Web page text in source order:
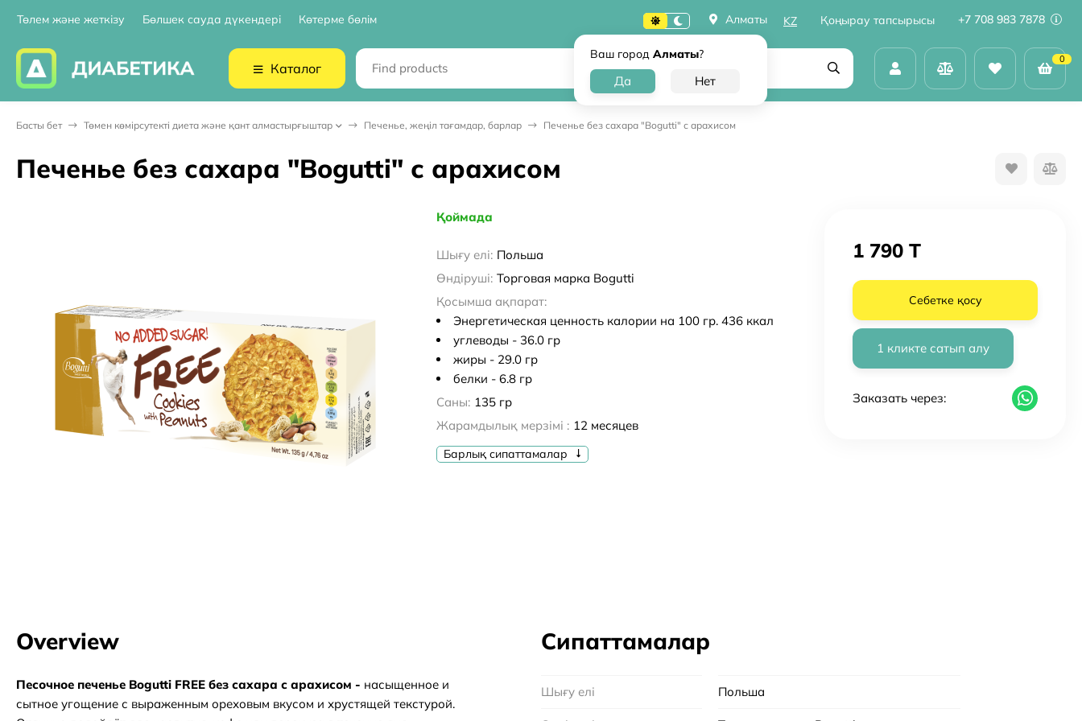
Төлем және жеткізу Бөлшек сауда дүкендері Көтерме бөлім Алматы
Ваш город Алматы?
KZ Қоңырау тапсырысы +7 708 983 7878
Каталог
0
Басты бет Төмен көмірсутекті диета және қант алмастырғыштар Печенье, жеңіл тағамдар, барлар Печенье без сахара "Bogutti" с арахисом
Печенье без сахара "Bogutti" с арахисом
Қоймада
Шығу елі: Польша
Өндіруші: Торговая марка Bogutti
Қосымша ақпарат:
Энергетическая ценность калории на 100 гр. 436 ккал
углеводы - 36.0 гр
жиры - 29.0 гр
белки - 6.8 гр
Саны: 135 гр
Жарамдылық мерзімі : 12 месяцев
Барлық сипаттамалар
1 790 T
Себетке қосу
1 кликте сатып алу
Заказать через:
Overview
Песочное печенье Bogutti FREE без сахара с арахисом - насыщенное и
сытное угощение с выраженным ореховым вкусом и хрустящей текстурой.
Сипаттамалар
Шығу елі Польша